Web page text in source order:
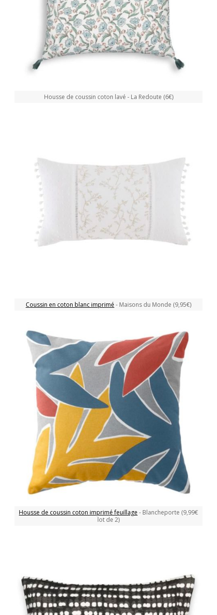
Housse de coussin coton lavé - La Redoute (6€)
Coussin en coton blanc imprimé - Maisons du Monde (9,95€)
Housse de coussin coton imprimé feuillage - Blancheporte (9,99€
lot de 2)